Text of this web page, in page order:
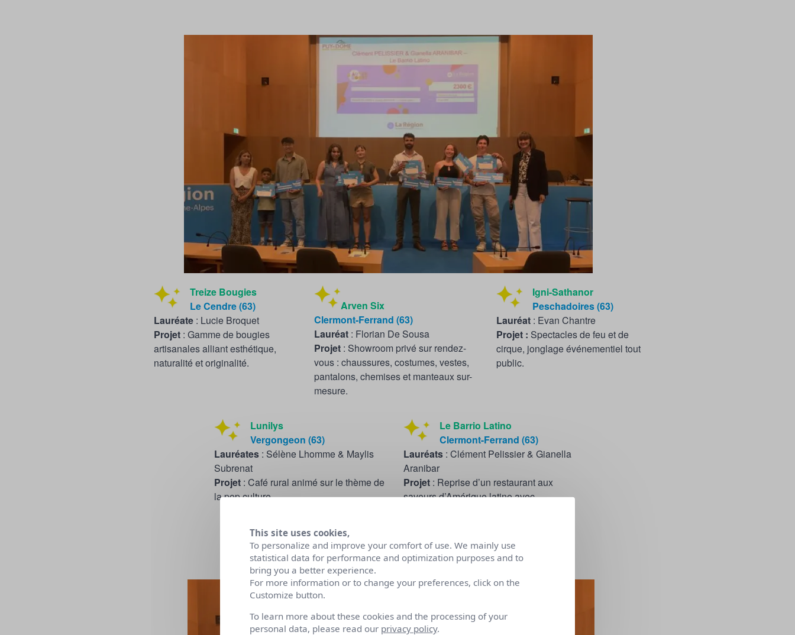
Treize Bougies
Le Cendre (63)
Lauréate: Lucie Broquet
Projet : Gamme de bougies
artisanales alliant esthétique,
naturalité et originalité.
Arven Six
Clermont-Ferrand (63)
Lauréat : Florian De Sousa
Projet : Showroom privé sur rendez-
vous : chaussures, costumes, vestes,
pantalons, chemises et manteaux sur-
mesure.
Igni-Sathanor
Peschadoires (63)
Lauréat : Evan Chantre
Projet : Spectacles de feu et de
cirque, jonglage événementiel tout
public.
Lunilys
Vergongeon (63)
Lauréates : Sélène Lhomme & Maylis
Subrenat
Projet : Café rural animé sur le thème de
la pop culture.
Le Barrio Latino
Clermont-Ferrand (63)
Lauréats : Clément Pelissier & Gianella
Aranibar
Projet : Reprise d’un restaurant aux
saveurs d’Amérique latine avec
This site uses cookies,
To personalize and improve your comfort of use. We mainly use
statistical data for performance and optimization purposes and to
bring you a better experience.
For more information or to change your preferences, click on the
Customize button.
To learn more about these cookies and the processing of your
personal data, please read our privacy policy.